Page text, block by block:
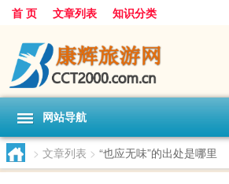
首 页 文章列表 知识分类
网站导航
> 文章列表 > “也应无味”的出处是哪里